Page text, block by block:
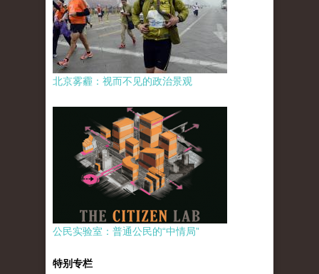
北京雾霾：视而不见的政治景观
公民实验室：普通公民的“中情局”
特别专栏